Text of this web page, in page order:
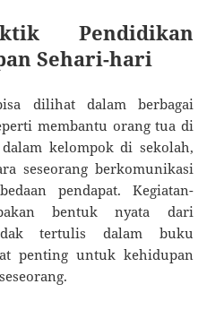
Pendidikan
Sehari-hari
dilihat dalam berbagai
membantu orang tua di
kelompok di sekolah,
seseorang berkomunikasi
pendapat. Kegiatan-
bentuk nyata dari
tertulis dalam buku
penting untuk kehidupan